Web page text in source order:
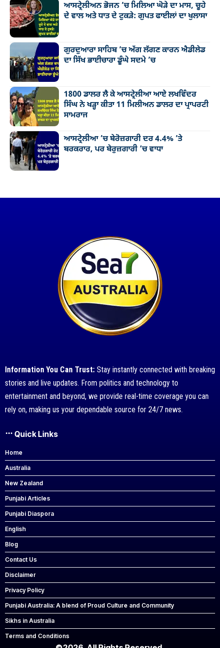
ਆਸਟ੍ਰੇਲੀਅਨ ਭੋਜਨ ’ਚ ਮਿਲਿਆ ਘੋੜੇ ਦਾ ਮਾਸ, ਚੂਹੇ
ਦੇ ਵਾਲ ਅਤੇ ਧਾਤ ਦੇ ਟੁਕੜੇ: ਗੁਪਤ ਫਾਈਲਾਂ ਦਾ ਖੁਲਾਸਾ
ਗੁਰਦੁਆਰਾ ਸਾਹਿਬ ’ਚ ਅੱਗ ਲੱਗਣ ਕਾਰਨ ਐਡੀਲੇਡ
ਦਾ ਸਿੱਖ ਭਾਈਚਾਰਾ ਡੂੰਘੇ ਸਦਮੇ ’ਚ
1800 ਡਾਲਰ ਲੈ ਕੇ ਆਸਟ੍ਰੇਲੀਆ ਆਏ ਲਖਵਿੰਦਰ
ਸਿੰਘ ਨੇ ਖੜ੍ਹਾ ਕੀਤਾ 11 ਮਿਲੀਅਨ ਡਾਲਰ ਦਾ ਪ੍ਰਾਪਰਟੀ
ਸਾਮਰਾਜ
ਆਸਟ੍ਰੇਲੀਆ ’ਚ ਬੇਰੋਜ਼ਗਾਰੀ ਦਰ 4.4% ’ਤੇ
ਬਰਕਰਾਰ, ਪਰ ਬੇਰੁਜ਼ਗਾਰੀ ’ਚ ਵਾਧਾ
Information You Can Trust: Stay instantly connected with breaking
stories and live updates. From politics and technology to
entertainment and beyond, we provide real-time coverage you can
rely on, making us your dependable source for 24/7 news.
Quick Links
Home
Australia
New Zealand
Punjabi Articles
Punjabi Diaspora
English
Blog
Contact Us
Disclaimer
Privacy Policy
Punjabi Australia: A blend of Proud Culture and Community
Sikhs in Australia
Terms and Conditions